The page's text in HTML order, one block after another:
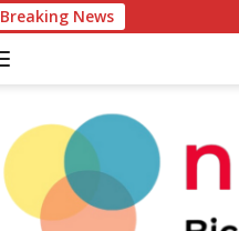
Breaking News Pemkab